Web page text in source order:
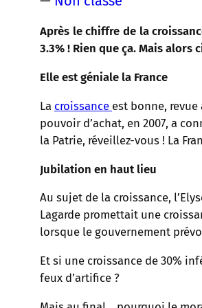
Après le chiffre de la
3.3% ! Rien que ça. Mais
Elle est géniale la France
La croissance est bonne, revue
pouvoir d’achat, en 2007, a
la Patrie, réveillez-vous ! La
Jubilation en haut lieu
Au sujet de la croissance,
Lagarde promettait une
lorsque le gouvernement
Et si une croissance de 30%
feux d’artifice ?